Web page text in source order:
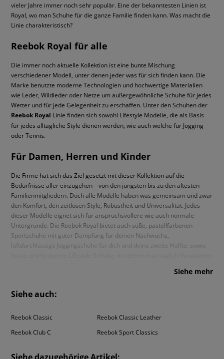
vieler Jahre immer noch sehr populär. Eine der bekanntesten Linien ist
Royal, wo man Schuhe für die ganze Familie finden kann. Was macht die
Linie charakteristisch?
Reebok Royal für alle
Die immer noch aktuelle Kollektion ist eine bunte Mischung
verschiedener Modell, unter denen jeder was für sich finden kann. Die
Marke benutzte moderne Technologien und hochwertige Materialien
wie Leder, Wildleder oder Netze um außergewöhnliche Schuhe für jedes
Wetter und für jede Gelegenheit zu erschaffen. Unter den Schuhen der
Reebok Royal Linie finden sich sowohl Lifestyle Modelle, die als Basis
für jedes alltägliche Style dienen werden, wie auch welche für Jogging
oder Tennis.
Für Damen, Herren und Kinder
Die Firme hat sich das Ziel gesetzt mit dieser Kollektion auf die
Bedürfnisse aller einzugehen – von den jüngsten bis zu den ältesten
Familienmitgliedern. Doch alle Modelle haben was gemeinsam und zwar
den Komfort, den zeitlosen Style, Robustheit und Universalität. Jedes
dieser Modelle eignet sich für anspruchsvollere wie auch normale
Untergründe. Die Reebok Royal bietet auch süße, pastellfarbenen
Sportschuhe mit guter Dämpfung für deinen Nachwuchs,
luftdurchlässige Joggingschuhe für dich und deine zweite Hälfte, sowie
Siehe mehr
Siehe auch:
Reebok Classic
Reebok Club C
Reebok Classic Leather
Reebok Sport Classics
Siehe dazugehörige Artikel: